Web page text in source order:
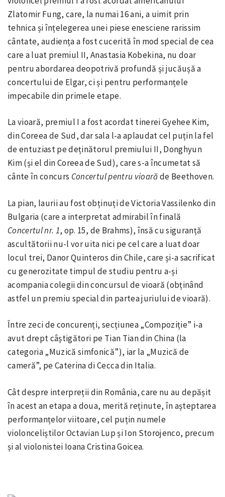
Zlatomir Fung, care, la numai 16 ani, a uimit prin
tehnica și înțelegerea unei piese enesciene rarissim
cântate, audiența a fost cucerită în mod special de cea
care a luat premiul II, Anastasia Kobekina, nu doar
pentru abordarea deopotrivă profundă și jucăușă a
concertului de Elgar, ci și pentru performanțele
impecabile din primele etape.
La vioară, premiul I a fost acordat tinerei Gyehee Kim,
din Coreea de Sud, dar sala l-a aplaudat cel puțin la fel
de entuziast pe deținătorul premiului II, Donghyun
Kim (și el din Coreea de Sud), care s-a încumetat să
cânte în concurs Concertul pentru vioarăde Beethoven.
La pian, laurii au fost obținuți de Victoria Vassilenko din
Bulgaria (care a interpretat admirabil în finală
Concertul nr. 1, op. 15, de Brahms), însă cu siguranță
ascultătorii nu-l vor uita nici pe cel care a luat doar
locul trei, Danor Quinteros din Chile, care și-a sacrificat
cu generozitate timpul de studiu pentru a-și
acompania colegii din concursul de vioară (obținând
astfel un premiu special din partea juriului de vioară).
Între zeci de concurenți, secțiunea „Compoziție” i-a
avut drept câștigători pe Tian Tian din China (la
categoria „Muzică simfonică”), iar la „Muzică de
cameră”, pe Caterina di Cecca din Italia.
Cât despre interpreții din România, care nu au depășit
în acest an etapa a doua, merită reținute, în așteptarea
performanțelor viitoare, cel puțin numele
violonceliștilor Octavian Lup și Ion Storojenco, precum
și al violonistei Ioana Cristina Goicea.